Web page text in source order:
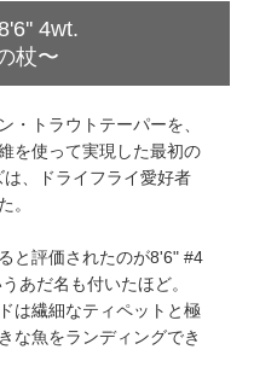
4wt.
杖〜
・トラウトテーパーを、
を使って実現した最初の
、ドライフライ愛好者
。
と評価されたのが8'6" #4
あだ名も付いたほど。
は繊細なティペットと極
な魚をランディングでき